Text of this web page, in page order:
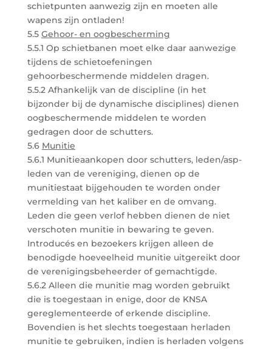
schietpunten aanwezig zijn en moeten alle
wapens zijn ontladen!
5.5 Gehoor- en oogbescherming
5.5.1 Op schietbanen moet elke daar aanwezige
tijdens de schietoefeningen
gehoorbeschermende middelen dragen.
5.5.2 Afhankelijk van de discipline (in het
bijzonder bij de dynamische disciplines) dienen
oogbeschermende middelen te worden
gedragen door de schutters.
5.6 Munitie
5.6.1 Munitieaankopen door schutters, leden/asp-
leden van de vereniging, dienen op de
munitiestaat bijgehouden te worden onder
vermelding van het kaliber en de omvang.
Leden die geen verlof hebben dienen de niet
verschoten munitie in bewaring te geven.
Introducés en bezoekers krijgen alleen de
benodigde hoeveelheid munitie uitgereikt door
de verenigingsbeheerder of gemachtigde.
5.6.2 Alleen die munitie mag worden gebruikt
die is toegestaan in enige, door de KNSA
gereglementeerde of erkende discipline.
Bovendien is het slechts toegestaan herladen
munitie te gebruiken, indien is herladen volgens